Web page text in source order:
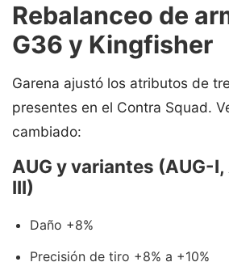
Rebalanceo de
G36 y Kingfisher
Garena ajustó los atributos de
presentes en el Contra Squad.
cambiado:
AUG y variantes (AUG-I,
III)
Daño +8%
Precisión de tiro +8% a +10%